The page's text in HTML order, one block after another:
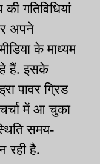
गतिविधियां
अपने
के माध्यम
हैं. इसके
पावर ग्रिड
में आ चुका
समय-
रही है.